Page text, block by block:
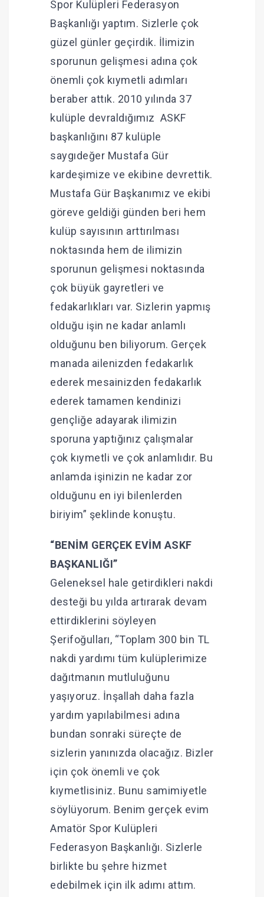
Spor Kulüpleri Federasyon
Başkanlığı yaptım. Sizlerle çok
güzel günler geçirdik. İlimizin
sporunun gelişmesi adına çok
önemli çok kıymetli adımları
beraber attık. 2010 yılında 37
kulüple devraldığımız ASKF
başkanlığını 87 kulüple
saygıdeğer Mustafa Gür
kardeşimize ve ekibine devrettik.
Mustafa Gür Başkanımız ve ekibi
göreve geldiği günden beri hem
kulüp sayısının arttırılması
noktasında hem de ilimizin
sporunun gelişmesi noktasında
çok büyük gayretleri ve
fedakarlıkları var. Sizlerin yapmış
olduğu işin ne kadar anlamlı
olduğunu ben biliyorum. Gerçek
manada ailenizden fedakarlık
ederek mesainizden fedakarlık
ederek tamamen kendinizi
gençliğe adayarak ilimizin
sporuna yaptığınız çalışmalar
çok kıymetli ve çok anlamlıdır. Bu
anlamda işinizin ne kadar zor
olduğunu en iyi bilenlerden
biriyim” şeklinde konuştu.
“BENİM GERÇEK EVİM ASKF
BAŞKANLIĞI”
Geleneksel hale getirdikleri nakdi
desteği bu yılda artırarak devam
ettirdiklerini söyleyen
Şerifoğulları, “Toplam 300 bin TL
nakdi yardımı tüm kulüplerimize
dağıtmanın mutluluğunu
yaşıyoruz. İnşallah daha fazla
yardım yapılabilmesi adına
bundan sonraki süreçte de
sizlerin yanınızda olacağız. Bizler
için çok önemli ve çok
kıymetlisiniz. Bunu samimiyetle
söylüyorum. Benim gerçek evim
Amatör Spor Kulüpleri
Federasyon Başkanlığı. Sizlerle
birlikte bu şehre hizmet
edebilmek için ilk adımı attım.